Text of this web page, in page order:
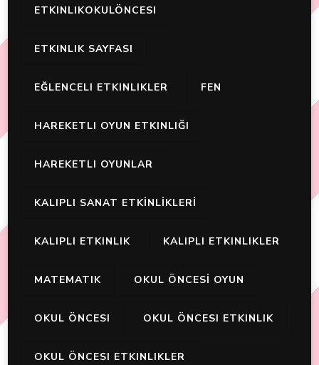
ETKINLIKOKULÖNCESI
ETKINLIK SAYFASI
EĞLENCELI ETKINLIKLER FEN
HAREKETLI OYUN ETKINLIĞI
HAREKETLI OYUNLAR
KALIPLI SANAT ETKİNLİKLERİ
KALIPLI ETKINLIK KALIPLI ETKINLIKLER
MATEMATIK OKUL ÖNCESİ OYUN
OKUL ÖNCESI OKUL ÖNCESI ETKINLIK
OKUL ÖNCESI ETKINLIKLER